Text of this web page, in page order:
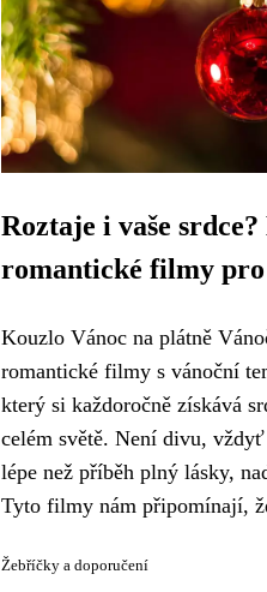
Roztaje i vaše
romantické filmy
Kouzlo Vánoc na plátně
romantické filmy s vánoční
který si každoročně získává
celém světě. Není divu, vždyť
lépe než příběh plný lásky,
Tyto filmy nám připomínají,
Žebříčky a doporučení